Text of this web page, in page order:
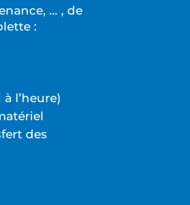
… , de
:
l’heure)
des